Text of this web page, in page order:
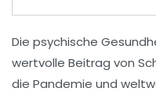
Die psychische
wertvolle Beitrag von
die Pandemie und